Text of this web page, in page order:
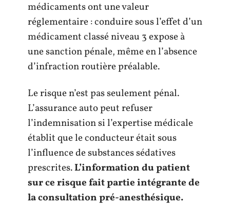
médicaments ont une valeur
réglementaire : conduire sous l’effet d’un
médicament classé niveau 3 expose à
une sanction pénale, même en l’absence
d’infraction routière préalable.
Le risque n’est pas seulement pénal.
L’assurance auto peut refuser
l’indemnisation si l’expertise médicale
établit que le conducteur était sous
l’influence de substances sédatives
prescrites.L’information du patient
sur ce risque fait partie intégrante de
la consultation pré-anesthésique.